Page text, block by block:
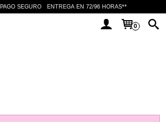
PAGO SEGURO ENTREGA EN 72/96 HORAS**
0